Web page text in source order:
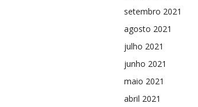
setembro 2021
agosto 2021
julho 2021
junho 2021
maio 2021
abril 2021